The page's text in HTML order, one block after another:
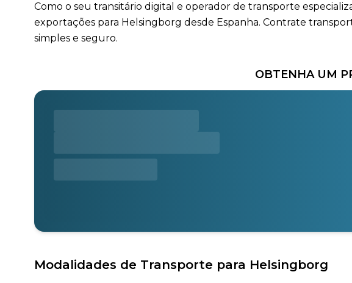
Como o seu transitário digital e operador de transporte
exportações para Helsingborg desde Espanha. Contrate
simples e seguro.
OBTENHA UM
Modalidades de Transporte para Helsingborg